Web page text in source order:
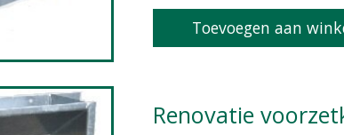
Toevoegen aan
Renovatie